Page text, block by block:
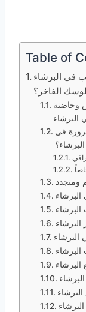
Table of
في البرشاء
الفاخر؟
وحاضنة
البرشاء
في
البرشاء؟
ومتجدد
البرشاء
البرشاء